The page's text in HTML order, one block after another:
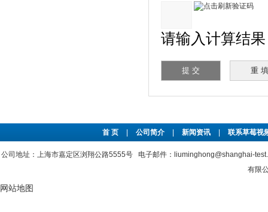
请输入计算结果
首 页 公司简介 新闻资讯 联系草莓视
公司地址：上海市嘉定区浏翔公路5555号 电子邮件：liuminghong@shanghai-
有限公
网站地图